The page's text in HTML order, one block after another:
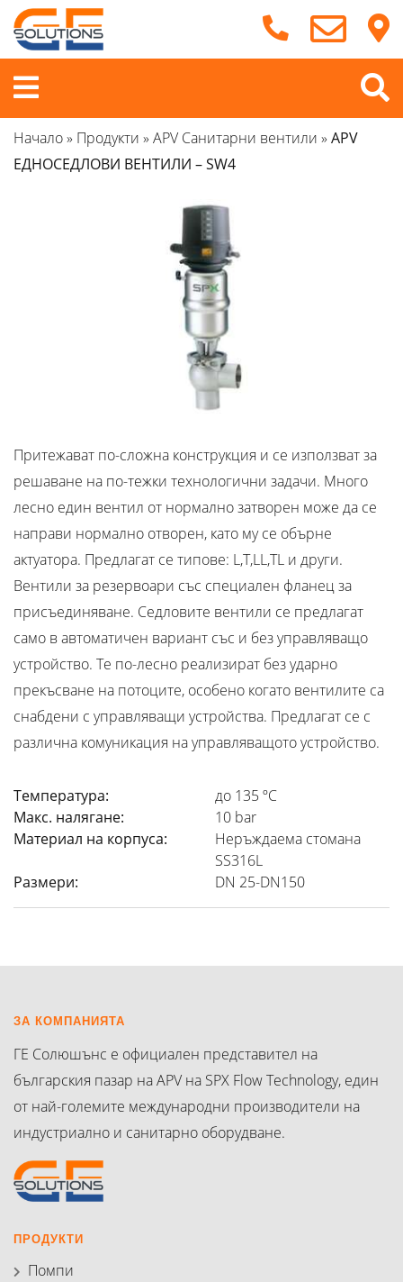
Продължете
към
съдържанието
Меню
Начало» Продукти » APV Санитарни вентили » APV
ЕДНОСЕДЛОВИ ВЕНТИЛИ – SW4
Притежават по-сложна конструкция и се използват за
решаване на по-тежки технологични задачи. Много
лесно един вентил от нормално затворен може да се
направи нормално отворен, като му се обърне
актуатора. Предлагат се типове: L,T,LL,TL и други.
Вентили за резервоари със специален фланец за
присъединяване. Седловите вентили се предлагат
само в автоматичен вариант със и без управляващо
устройство. Те по-лесно реализират без ударно
прекъсване на потоците, особено когато вентилите са
снабдени с управляващи устройства. Предлагат се с
различна комуникация на управляващото устройство.
Температура:
до 135 ºC
Макс. налягане:
10 bar
Материал на корпуса:
Неръждаема стомана
SS316L
Размери:
DN 25-DN150
ЗА КОМПАНИЯТА
ГЕ Солюшънс е официален представител на
българския пазар на APV на SPX Flow Technology, един
от най-големите международни производители на
индустриално и санитарно оборудване.
ПРОДУКТИ
Помпи